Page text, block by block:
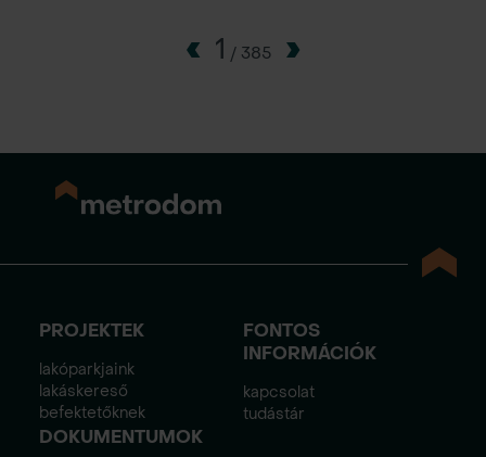
1 / 385
PROJEKTEK
lakóparkjaink
lakáskereső
befektetőknek
FONTOS
INFORMÁCIÓK
kapcsolat
tudástár
DOKUMENTUMOK